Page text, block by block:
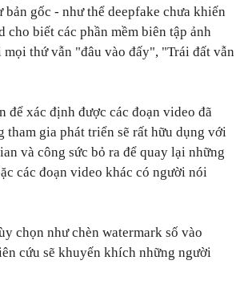
gốc - như thể deepfake chưa khiến
biết các phần mềm biên tập ảnh
thứ vẫn "đâu vào đấy", "Trái đất vẫn
xác định được các đoạn video đã
tham gia phát triển sẽ rất hữu dụng với
và công sức bỏ ra để quay lại những
các đoạn video khác có người nói
chọn như chèn watermark số vào
cứu sẽ khuyến khích những người